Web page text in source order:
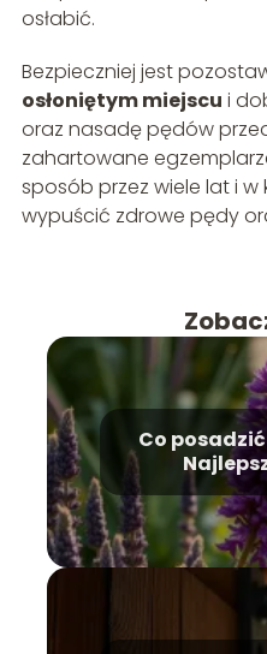
osłabić.
Bezpieczniej jest
osłoniętym miejscu i
oraz nasadę pędów
zahartowane
sposób przez wiele lat i
wypuścić zdrowe pędy
Co